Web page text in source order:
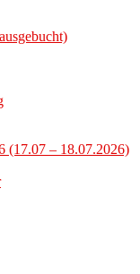
(17.07 – 18.07.2026)